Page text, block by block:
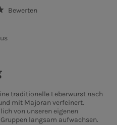
Bewerten
traditionelle Leberwurst nach
mit Majoran verfeinert.
von unseren eigenen
langsam aufwachsen.